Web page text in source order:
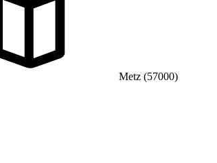
Metz (57000)